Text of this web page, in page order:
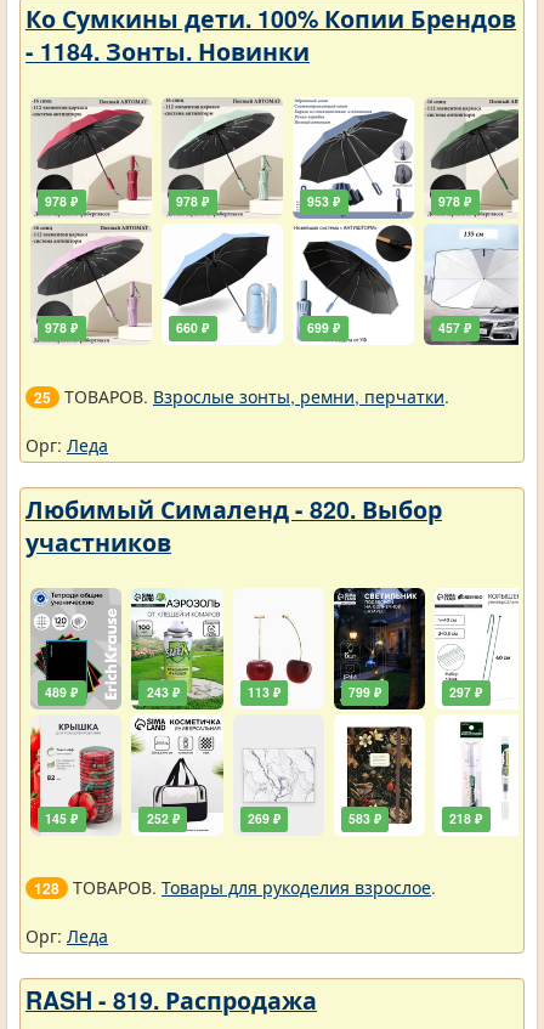
Ко Сумкины дети. 100% Копии Брендов
- 1184. Зонты. Новинки
978 ₽
978 ₽
978 ₽
660 ₽
953 ₽
699 ₽
978 ₽
457 ₽
25 ТОВАРОВ. Взрослые зонты, ремни, перчатки.
Орг: Леда
Любимый Сималенд - 820. Выбор
участников
489 ₽
145 ₽
243 ₽
252 ₽
113 ₽
269 ₽
799 ₽
583 ₽
297 ₽
218 ₽
128 ТОВАРОВ. Товары для рукоделия взрослое.
Орг: Леда
RASH - 819. Распродажа